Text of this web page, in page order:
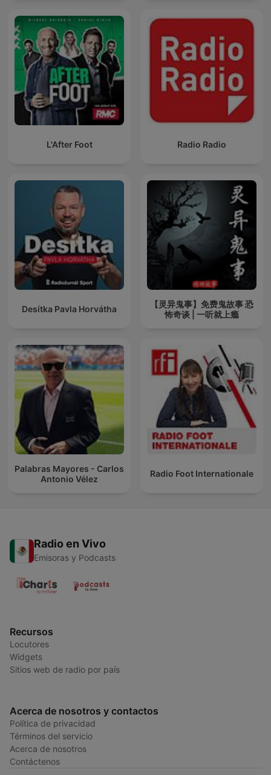
L'After Foot Radio Radio
Desítka Pavla Horvátha
【灵异鬼事】免费鬼故事 恐
怖奇谈 | 一听就上瘾
Palabras Mayores - Carlos
Antonio Vélez
Radio Foot Internationale
Radio en Vivo
Emisoras y Podcasts
Recursos
Locutores
Widgets
Sitios web de radio por país
Acerca de nosotros y contactos
Política de privacidad
Términos del servicio
Acerca de nosotros
Contáctenos